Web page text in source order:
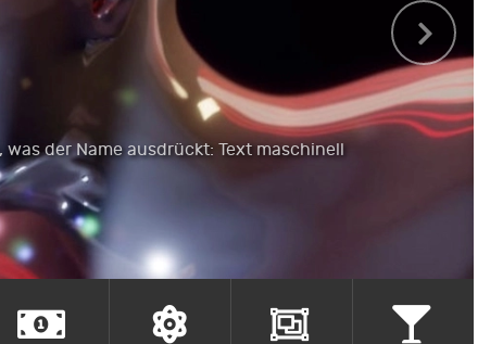
der Name ausdrückt: Text maschinell
.combine. .blend.